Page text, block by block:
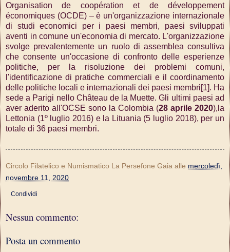
Organisation de coopération et de développement
économiques (OCDE) – è un'organizzazione internazionale
di studi economici per i paesi membri, paesi sviluppati
aventi in comune un'economia di mercato. L'organizzazione
svolge prevalentemente un ruolo di assemblea consultiva
che consente un'occasione di confronto delle esperienze
politiche, per la risoluzione dei problemi comuni,
l'identificazione di pratiche commerciali e il coordinamento
delle politiche locali e internazionali dei paesi membri[1]. Ha
sede a Parigi nello Château de la Muette. Gli ultimi paesi ad
aver aderito all'OCSE sono la Colombia (28 aprile 2020),la
Lettonia (1º luglio 2016) e la Lituania (5 luglio 2018), per un
totale di 36 paesi membri.
Circolo Filatelico e Numismatico La Persefone Gaia alle mercoledì,
novembre 11, 2020
Condividi
Nessun commento:
Posta un commento